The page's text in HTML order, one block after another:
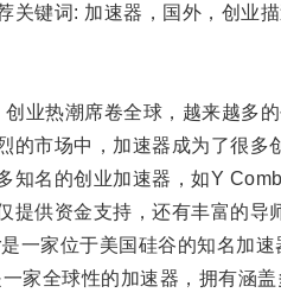
键词: 加速器，国外，创业描
热潮席卷全球，越来越多的
市场中，加速器成为了很多
名的创业加速器，如Y
供资金支持，还有丰富的导
家位于美国硅谷的知名加速
全球性的加速器，拥有涵盖